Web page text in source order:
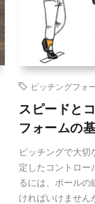
ピッチングフォ
スピードと
フォームの
ピッチングで大
定したコントロー
るには、ボールの
ければいけません